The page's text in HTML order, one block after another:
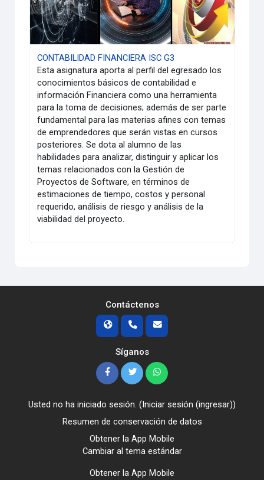
CONTABILIDAD FINANCIERA ISC G3
Esta asignatura aporta al perfil del egresado los
conocimientos básicos de contabilidad e
información Financiera como una herramienta
para la toma de decisiones; además de ser parte
fundamental para las materias afines con temas
de emprendedores que serán vistas en cursos
posteriores. Se dota al alumno de las
habilidades para analizar, distinguir y aplicar los
temas relacionados con la Gestión de
Proyectos de Software, en términos de
estimaciones de tiempo, costos y personal
requerido, análisis de riesgo y análisis de la
viabilidad del proyecto.
Contáctenos
Síganos
Usted no ha iniciado sesión. (Iniciar sesión (ingresar))
Resumen de conservación de datos
Obtener la App Mobile
Cambiar al tema estándar
Obtener la App Mobile